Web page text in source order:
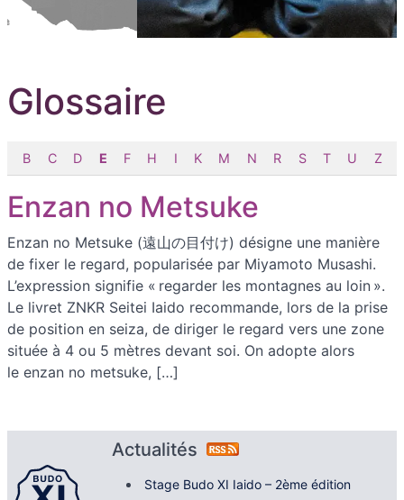
Glossaire
B C D E F H I K M N R S T U Z
Enzan no Metsuke
Enzan no Metsuke (遠山の目付け) désigne une manière
de fixer le regard, popularisée par Miyamoto Musashi.
L’expression signifie « regarder les montagnes au loin ».
Le livret ZNKR Seitei Iaido recommande, lors de la prise
de position en seiza, de diriger le regard vers une zone
située à 4 ou 5 mètres devant soi. On adopte alors
le enzan no metsuke, […]
Actualités
Stage Budo XI Iaido – 2ème édition